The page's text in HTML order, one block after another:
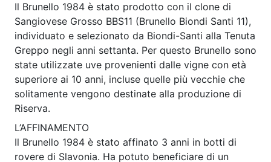
Il Brunello 1984 è stato prodotto con il clone di
Sangiovese Grosso BBS11 (Brunello Biondi Santi 11),
individuato e selezionato da Biondi-Santi alla Tenuta
Greppo negli anni settanta. Per questo Brunello sono
state utilizzate uve provenienti dalle vigne con età
superiore ai 10 anni, incluse quelle più vecchie che
solitamente vengono destinate alla produzione di
Riserva.
L’AFFINAMENTO
Il Brunello 1984 è stato affinato 3 anni in botti di
rovere di Slavonia. Ha potuto beneficiare di un